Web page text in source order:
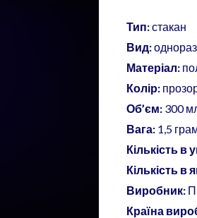
Тип:стакан
Вид:
Матеріал:
Колір:
Об’єм: 300
Вага: 1,5
Кількість в
Кількість в
Виробник:
Країна